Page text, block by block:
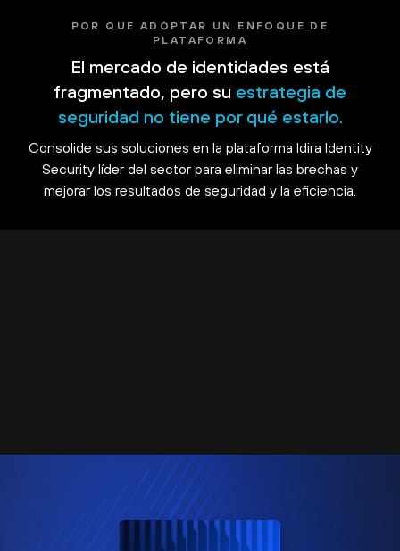
POR QUÉ ADOPTAR UN ENFOQUE DE
PLATAFORMA
El mercado de identidades está
fragmentado, pero su estrategia de
seguridad no tiene por qué estarlo.
Consolide sus soluciones en la plataforma Idira Identity
Security líder del sector para eliminar las brechas y
mejorar los resultados de seguridad y la eficiencia.